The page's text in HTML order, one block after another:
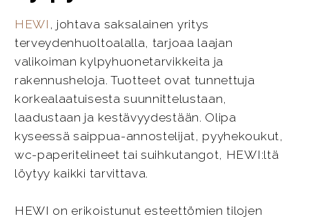
HEWI , johtava saksalainen yritys
terveydenhuoltoalalla, tarjoaa laajan
valikoiman kylpyhuonetarvikkeita ja
rakennusheloja. Tuotteet ovat tunnettuja
korkealaatuisesta suunnittelustaan,
laadustaan ja kestävyydestään. Olipa
kyseessä saippua-annostelijat, pyyhekoukut,
wc-paperitelineet tai suihkutangot, HEWI:ltä
löytyy kaikki tarvittava.
HEWI on erikoistunut esteettömien tilojen